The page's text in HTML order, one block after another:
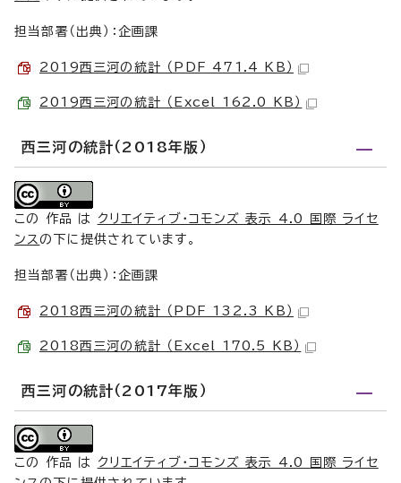
担当部署（出典）：企画課
2019西三河の統計 （PDF 471.4 KB）
2019西三河の統計 （Excel 162.0 KB）
西三河の統計（2018年版）
この 作品 は クリエイティブ・コモンズ 表示 4.0 国際 ライセ
ンスの下に提供されています。
担当部署（出典）：企画課
2018西三河の統計 （PDF 132.3 KB）
2018西三河の統計 （Excel 170.5 KB）
西三河の統計（2017年版）
この 作品 は クリエイティブ・コモンズ 表示 4.0 国際 ライセ